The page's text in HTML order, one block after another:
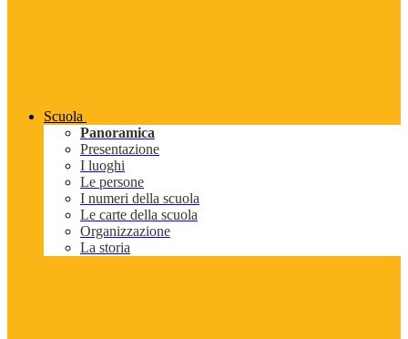
Scuola
Panoramica
Presentazione
I luoghi
Le persone
I numeri della scuola
Le carte della scuola
Organizzazione
La storia